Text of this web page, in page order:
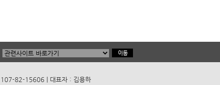
107-82-15606 | 대표자 : 김용하